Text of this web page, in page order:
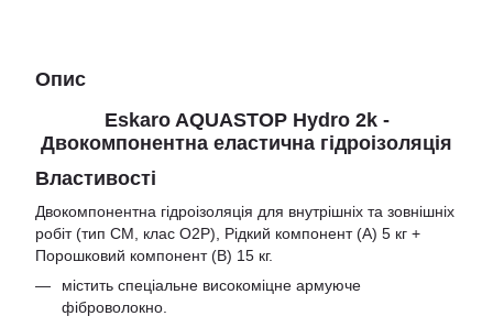
Опис
Eskaro AQUASTOP Hydro 2k -
Двокомпонентна еластична гідроізоляція
Властивості
Двокомпонентна гідроізоляція для внутрішніх та зовнішніх
робіт (тип CM, клас O2P), Рідкий компонент (А) 5 кг +
Порошковий компонент (В) 15 кг.
містить спеціальне високоміцне армуюче
фіброволокно.